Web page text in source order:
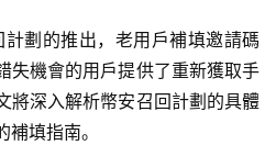
劃的推出，老用戶補填邀請碼
失機會的用戶提供了重新獲取手
將深入解析幣安召回計劃的具體
填指南。